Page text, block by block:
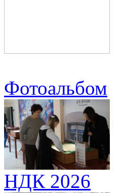
Фотоальбом
НДК 2026